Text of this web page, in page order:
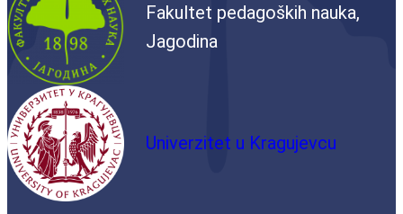
Fakultet pedagoških nauka,
Jagodina
Univerzitet u Kragujevcu